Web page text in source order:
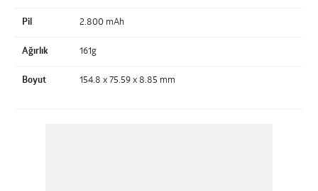
Pil 2.800 mAh
Ağırlık 161g
Boyut 154.8 x 75.59 x 8.85 mm